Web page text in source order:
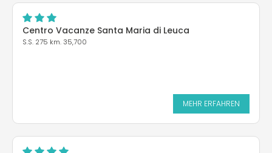
Centro Vacanze Santa Maria di Leuca
S.S. 275 km. 35,700
MEHR ERFAHREN